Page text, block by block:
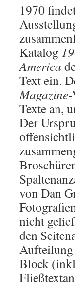
1970
Katalog
America
Text ein.
Magazine
Texte an,
Der
von Dan
nicht
den
Aufteilung
Block